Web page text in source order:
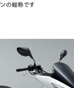
の総称です